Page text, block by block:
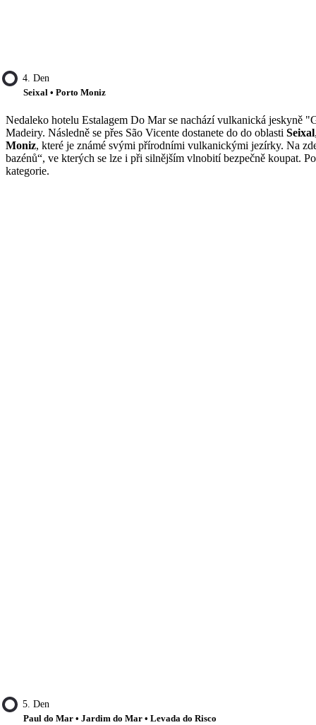
4. Den
Seixal • Porto Moniz
Nedaleko hotelu Estalagem Do Mar se nachází vulkanická jeskyně
Madeiry. Následně se přes São Vicente dostanete do do oblasti Seixal
Moniz, které je známé svými přírodními vulkanickými jezírky. Na
bazénů“, ve kterých se lze i při silnějším vlnobití bezpečně koupat.
kategorie.
5. Den
Paul do Mar • Jardim do Mar • Levada do Risco